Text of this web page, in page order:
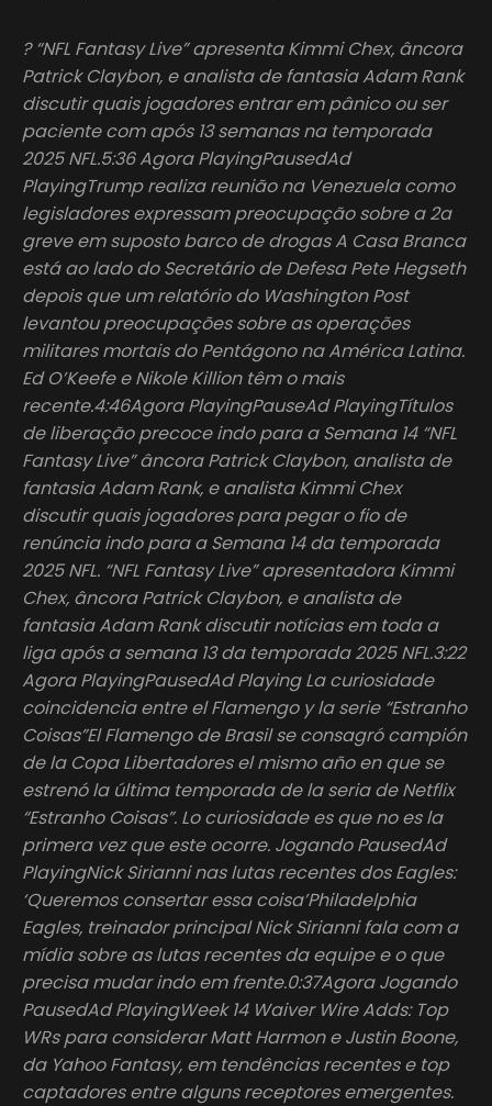
? “NFL Fantasy Live” apresenta Kimmi Chex, âncora
Patrick Claybon, e analista de fantasia Adam Rank
discutir quais jogadores entrar em pânico ou ser
paciente com após 13 semanas na temporada
2025 NFL.5:36 Agora PlayingPausedAd
PlayingTrump realiza reunião na Venezuela como
legisladores expressam preocupação sobre a 2a
greve em suposto barco de drogas A Casa Branca
está ao lado do Secretário de Defesa Pete Hegseth
depois que um relatório do Washington Post
levantou preocupações sobre as operações
militares mortais do Pentágono na América Latina.
Ed O’Keefe e Nikole Killion têm o mais
recente.4:46Agora PlayingPauseAd PlayingTítulos
de liberação precoce indo para a Semana 14 “NFL
Fantasy Live” âncora Patrick Claybon, analista de
fantasia Adam Rank, e analista Kimmi Chex
discutir quais jogadores para pegar o fio de
renúncia indo para a Semana 14 da temporada
2025 NFL. “NFL Fantasy Live” apresentadora Kimmi
Chex, âncora Patrick Claybon, e analista de
fantasia Adam Rank discutir notícias em toda a
liga após a semana 13 da temporada 2025 NFL.3:22
Agora PlayingPausedAd Playing La curiosidade
coincidencia entre el Flamengo y la serie “Estranho
Coisas”El Flamengo de Brasil se consagró campión
de la Copa Libertadores el mismo año en que se
estrenó la última temporada de la seria de Netflix
“Estranho Coisas”. Lo curiosidade es que no es la
primera vez que este ocorre. Jogando PausedAd
PlayingNick Sirianni nas lutas recentes dos Eagles:
‘Queremos consertar essa coisa’Philadelphia
Eagles, treinador principal Nick Sirianni fala com a
mídia sobre as lutas recentes da equipe e o que
precisa mudar indo em frente.0:37Agora Jogando
PausedAd PlayingWeek 14 Waiver Wire Adds: Top
WRs para considerar Matt Harmon e Justin Boone,
da Yahoo Fantasy, em tendências recentes e top
captadores entre alguns receptores emergentes.